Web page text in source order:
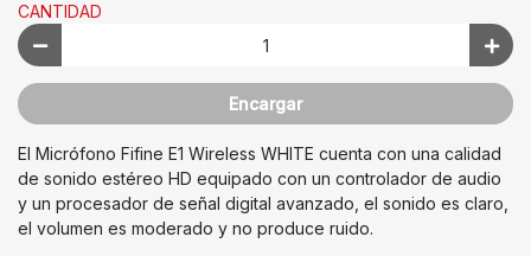
CANTIDAD
Encargar
El Micrófono Fifine E1 Wireless WHITE cuenta con una calidad
de sonido estéreo HD equipado con un controlador de audio
y un procesador de señal digital avanzado, el sonido es claro,
el volumen es moderado y no produce ruido.